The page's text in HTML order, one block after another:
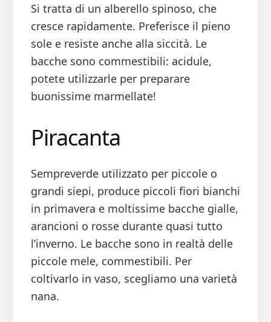
Si tratta di un alberello spinoso, che
cresce rapidamente. Preferisce il pieno
sole e resiste anche alla siccità. Le
bacche sono commestibili: acidule,
potete utilizzarle per preparare
buonissime marmellate!
Piracanta
Sempreverde utilizzato per piccole o
grandi siepi, produce piccoli fiori bianchi
in primavera e moltissime bacche gialle,
arancioni o rosse durante quasi tutto
l’inverno. Le bacche sono in realtà delle
piccole mele, commestibili. Per
coltivarlo in vaso, scegliamo una varietà
nana.